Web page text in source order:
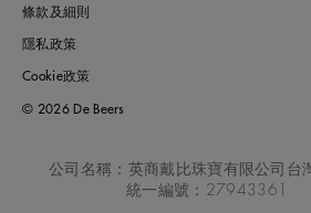
條款及細則
隱私政策
Cookie政策
© 2026 De Beers
公司名稱：英商戴比珠寶有限公司台
統一編號：27943361